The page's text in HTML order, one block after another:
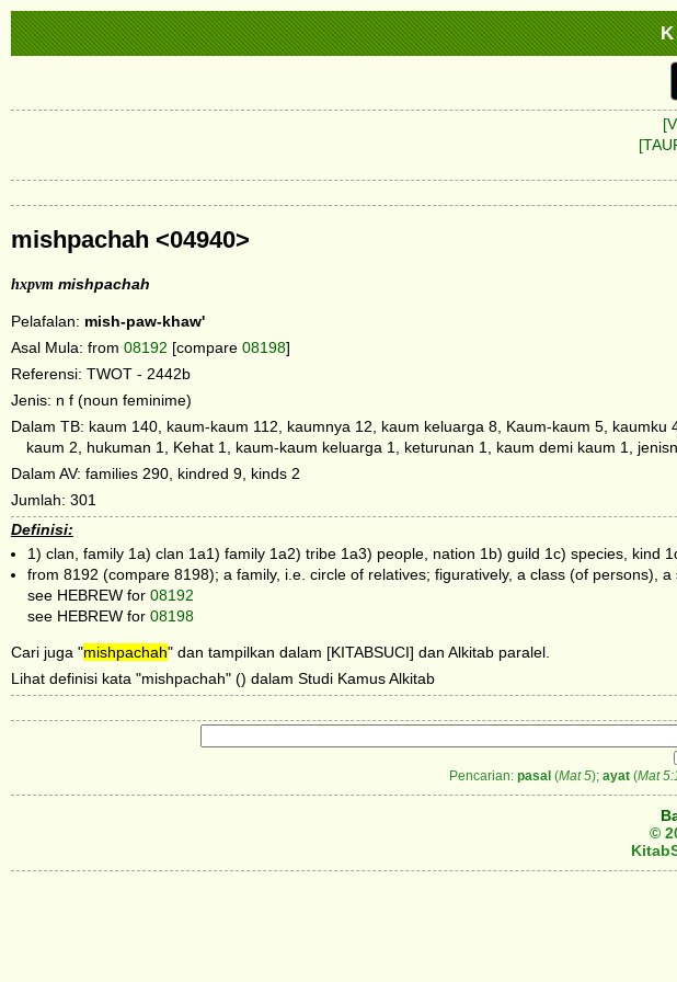
mishpachah <04940>
hxpvm mishpachah
Pelafalan: mish-paw-khaw'
Asal Mula: from 08192 [compare 08198]
Referensi: TWOT - 2442b
Jenis: n f (noun feminime)
Dalam TB: kaum 140, kaum-kaum 112, kaumnya 12, kaum keluarga 8, Kaum-kaum 5,
kaum 2, hukuman 1, Kehat 1, kaum-kaum keluarga 1, keturunan 1, kaum demi kaum 1,
Dalam AV: families 290, kindred 9, kinds 2
Jumlah: 301
Definisi:
1) clan, family 1a) clan 1a1) family 1a2) tribe 1a3) people, nation 1b) guild 1c) species, kind
from 8192 (compare 8198); a family, i.e. circle of relatives; figuratively, a class (of persons),
see HEBREW for 08192
see HEBREW for 08198
Cari juga "mishpachah" dan tampilkan dalam [KITABSUCI] dan Alkitab paralel.
Lihat definisi kata "mishpachah" () dalam Studi Kamus Alkitab
Pencarian: pasal (Mat 5); ayat(Mat
©